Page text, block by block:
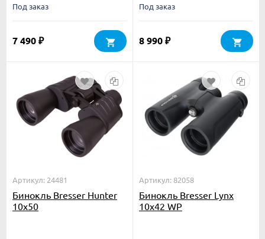
Под заказ
7 490 ₽
Под заказ
8 990 ₽
Артикул: 24481
Бинокль Bresser Hunter
10x50
Артикул: 82058
Бинокль Bresser Lynx
10x42 WP